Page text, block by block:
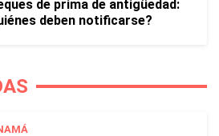
de prima de antigüedad:
deben notificarse?